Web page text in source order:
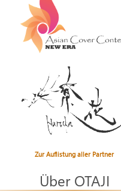
Zur Auflistung aller Partner
Über OTAJI